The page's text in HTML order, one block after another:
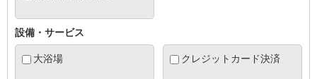
設備・サービス
大浴場 クレジットカード決済